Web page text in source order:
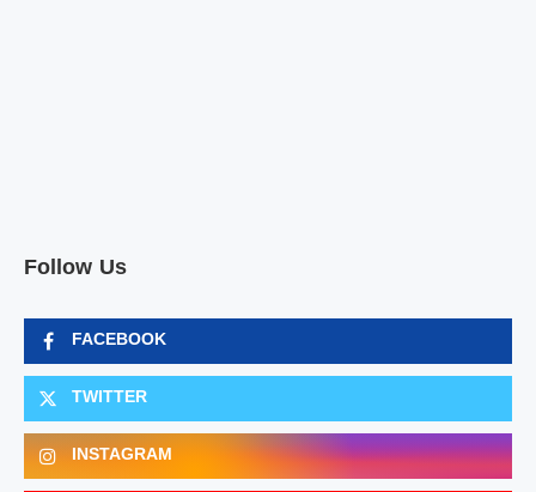
Follow Us
FACEBOOK
TWITTER
INSTAGRAM